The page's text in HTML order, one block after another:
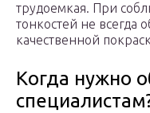
трудоемкая. При
тонкостей не всегда
качественной
Когда нужно